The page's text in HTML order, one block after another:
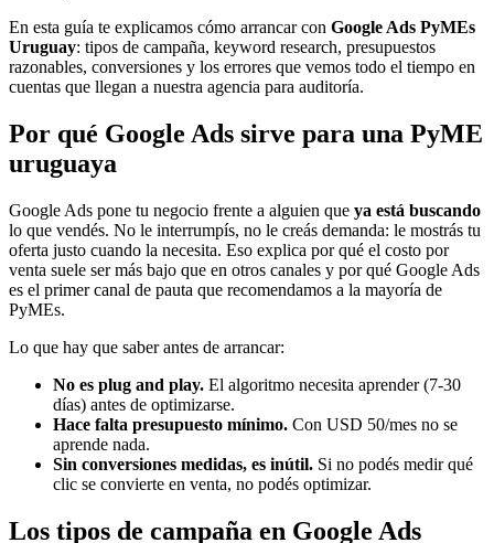
En esta guía te explicamos cómo arrancar con Google Ads PyMEs
Uruguay: tipos de campaña, keyword research, presupuestos
razonables, conversiones y los errores que vemos todo el tiempo en
cuentas que llegan a nuestra agencia para auditoría.
Por qué Google Ads sirve para una PyME
uruguaya
Google Ads pone tu negocio frente a alguien que ya está buscando
lo que vendés. No le interrumpís, no le creás demanda: le mostrás tu
oferta justo cuando la necesita. Eso explica por qué el costo por
venta suele ser más bajo que en otros canales y por qué Google Ads
es el primer canal de pauta que recomendamos a la mayoría de
PyMEs.
Lo que hay que saber antes de arrancar:
No es plug and play. El algoritmo necesita aprender (7-30
días) antes de optimizarse.
Hace falta presupuesto mínimo. Con USD 50/mes no se
aprende nada.
Sin conversiones medidas, es inútil. Si no podés medir qué
clic se convierte en venta, no podés optimizar.
Los tipos de campaña en Google Ads